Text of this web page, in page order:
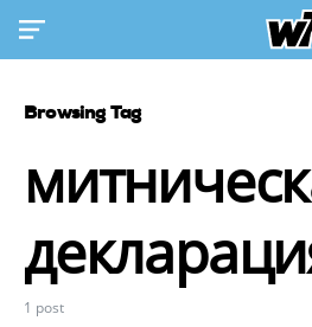
Browsing Tag
1 post